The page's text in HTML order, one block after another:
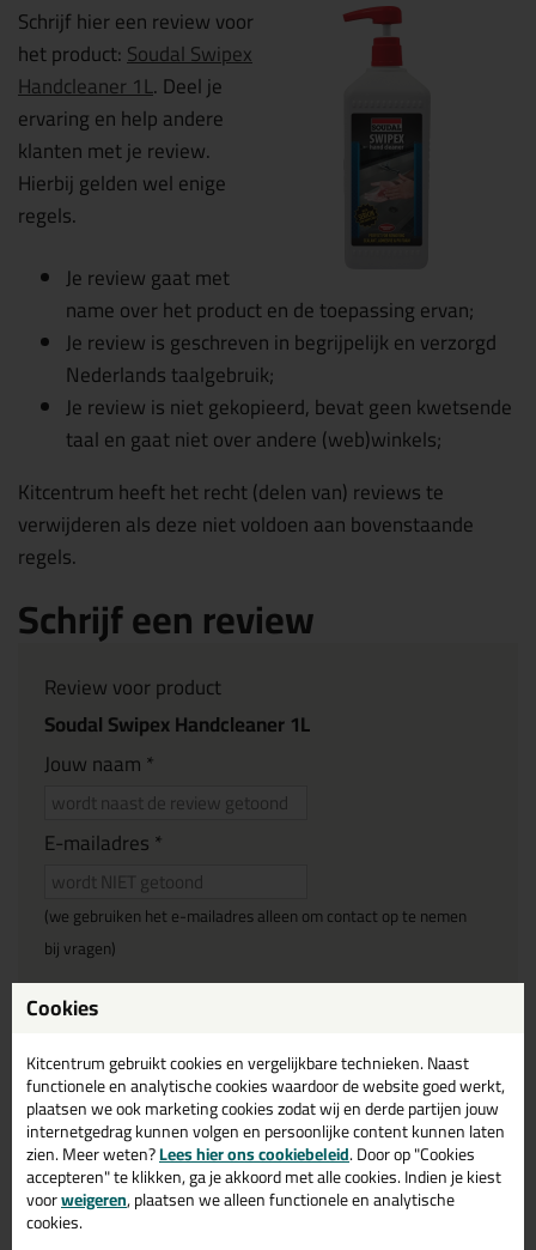
Schrijf hier een review voor
het product:Soudal Swipex
Handcleaner 1L. Deel je
ervaring en help andere
klanten met je review.
Hierbij gelden wel enige
regels.
Je review gaat met
name over het product en de toepassing ervan;
Je review is geschreven in begrijpelijk en verzorgd
Nederlands taalgebruik;
Je review is niet gekopieerd, bevat geen kwetsende
taal en gaat niet over andere (web)winkels;
Kitcentrum heeft het recht (delen van) reviews te
verwijderen als deze niet voldoen aan bovenstaande
regels.
Schrijf een review
Review voor product
Soudal Swipex Handcleaner 1L
Jouw naam *
E-mailadres *
(we gebruiken het e-mailadres alleen om contact op te nemen
bij vragen)
Reviewtitel *
Je ervaring
Cookies
Kitcentrum gebruikt cookies en vergelijkbare technieken. Naast
functionele en analytische cookies waardoor de website goed werkt,
plaatsen we ook marketing cookies zodat wij en derde partijen jouw
internetgedrag kunnen volgen en persoonlijke content kunnen laten
zien. Meer weten?Lees hier ons cookiebeleid. Door op "Cookies
accepteren" te klikken, ga je akkoord met alle cookies. Indien je kiest
voorweigeren, plaatsen we alleen functionele en analytische
cookies.